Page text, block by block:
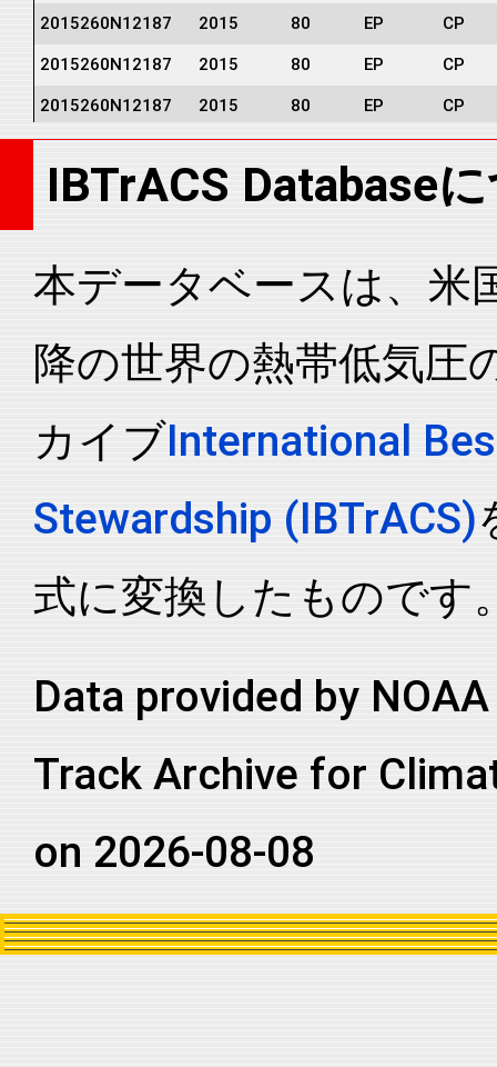
2015260N12187 2015 80 EP CP
2015260N12187 2015 80 EP CP
2015260N12187 2015 80 EP CP
2015260N12187 2015 80 EP CP
2015260N12187 2015 80 EP CP
2015260N12187 2015 80 EP CP
2015260N12187 EP CP
2015260N12187 2015 80 EP CP
2015260N12187 2015 80 EP CP
2015260N12187 2015 80 EP CP
2015260N12187 2015 80 EP CP
2015260N12187 2015 80 EP CP
2015260N12187
2015260N12187 2015 80 EP CP
2015260N12187 2015 80
2015260N12187 2015 80 EP CP
IBTrACS Database
本データベースは、米
降の世界の熱帯低気圧
カイブInternational
Stewardship (IBTrACS)
式に変換したものです
Data provided by
Track Archive for
on 2026-08-08